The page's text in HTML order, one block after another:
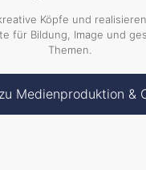
Köpfe und
für Bildung, Image und
Themen.
Medienproduktion &